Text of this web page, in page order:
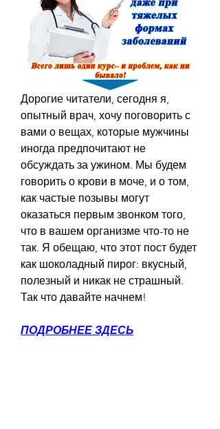
Дорогие читатели, сегодня я,
опытный врач, хочу поговорить с
вами о вещах, которые мужчины
иногда предпочитают не
обсуждать за ужином. Мы будем
говорить о крови в моче, и о том,
как частые позывы могут
оказаться первым звонком того,
что в вашем организме что-то не
так. Я обещаю, что этот пост будет
как шоколадный пирог: вкусный,
полезный и никак не страшный.
Так что давайте начнем!
ПОДРОБНЕЕ ЗДЕСЬ